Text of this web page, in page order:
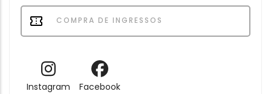
COMPRA DE INGRESSOS
Instagram Facebook